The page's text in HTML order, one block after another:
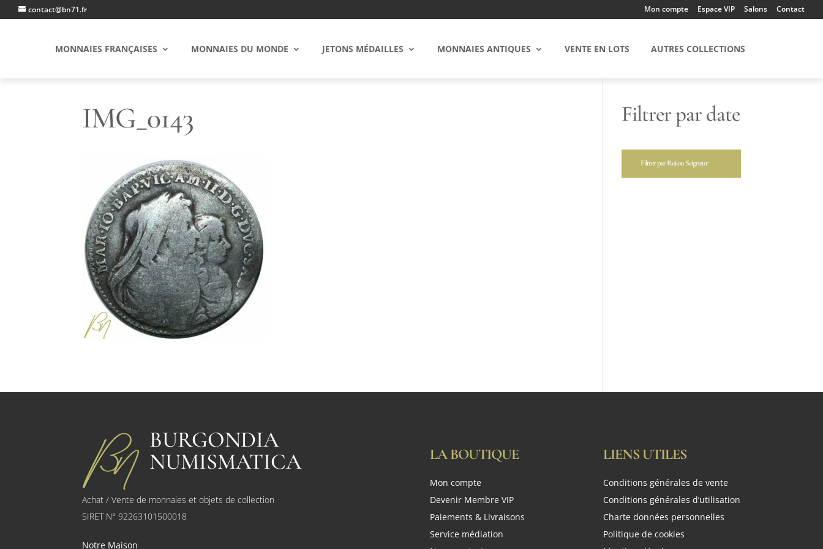
contact@bn71.fr Mon compte Espace VIP Salons Contact
MONNAIES FRANÇAISES MONNAIES DU MONDE JETONS MÉDAILLES MONNAIES ANTIQUES VENTE EN LOTS AUTRES COLLECTIONS
IMG_0143 Filtrer par date
Filtrer par Roi ou Seigneur
BURGONDIA
NUMISMATICA
Achat / Vente de monnaies et objets de collection
SIRET N° 92263101500018
Notre Maison
LA BOUTIQUE
Mon compte
Devenir Membre VIP
Paiements & Livraisons
Service médiation
LIENS UTILES
Conditions générales de vente
Conditions générales d’utilisation
Charte données personnelles
Politique de cookies